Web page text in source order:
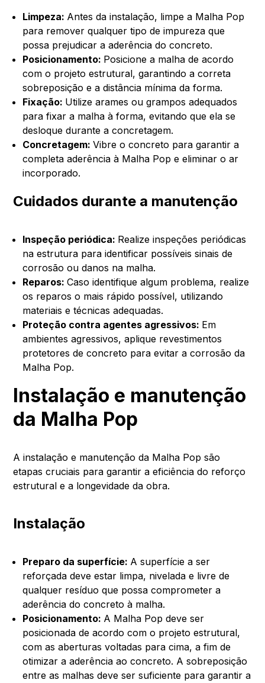
Limpeza: Antes da instalação, limpe a Malha Pop
para remover qualquer tipo de impureza que
possa prejudicar a aderência do concreto.
Posicionamento: Posicione a malha de acordo
com o projeto estrutural, garantindo a correta
sobreposição e a distância mínima da forma.
Fixação: Utilize arames ou grampos adequados
para fixar a malha à forma, evitando que ela se
desloque durante a concretagem.
Concretagem:Vibre o concreto para garantir a
completa aderência à Malha Pop e eliminar o ar
incorporado.
Cuidados durante a manutenção
Inspeção periódica: Realize inspeções periódicas
na estrutura para identificar possíveis sinais de
corrosão ou danos na malha.
Reparos:Caso identifique algum problema, realize
os reparos o mais rápido possível, utilizando
materiais e técnicas adequadas.
Proteção contra agentes agressivos: Em
ambientes agressivos, aplique revestimentos
protetores de concreto para evitar a corrosão da
Malha Pop.
Instalação e manutenção
da Malha Pop
A instalação e manutenção da Malha Pop são
etapas cruciais para garantir a eficiência do reforço
estrutural e a longevidade da obra.
Instalação
Preparo da superfície: A superfície a ser
reforçada deve estar limpa, nivelada e livre de
qualquer resíduo que possa comprometer a
aderência do concreto à malha.
Posicionamento: A Malha Pop deve ser
posicionada de acordo com o projeto estrutural,
com as aberturas voltadas para cima, a fim de
otimizar a aderência ao concreto. A sobreposição
entre as malhas deve ser suficiente para garantir a